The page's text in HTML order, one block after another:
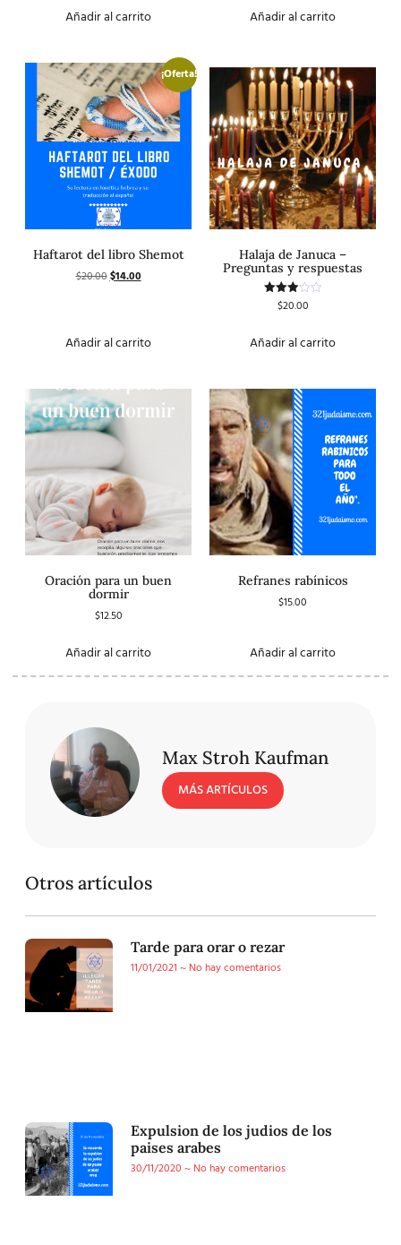
Añadir al carrito Añadir al carrito
¡Oferta!
Haftarot del libro Shemot
$20.00$14.00
Añadir al carrito
Halaja de Januca –
Preguntas y respuestas
Valorado
con
$20.00
Añadir al carrito
Oración para un buen
dormir
$12.50
Añadir al carrito
Refranes rabínicos
$15.00
Añadir al carrito
Max Stroh Kaufman
MÁS ARTÍCULOS
Otros artículos
Tarde para orar o rezar
11/01/2021
No hay comentarios
Expulsion de los judios de los
paises arabes
30/11/2020
No hay comentarios